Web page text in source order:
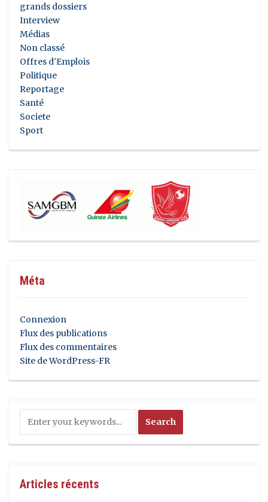
grands dossiers
Interview
Médias
Non classé
Offres d'Emplois
Politique
Reportage
Santé
Societe
Sport
Méta
Connexion
Flux des publications
Flux des commentaires
Site de WordPress-FR
Articles récents